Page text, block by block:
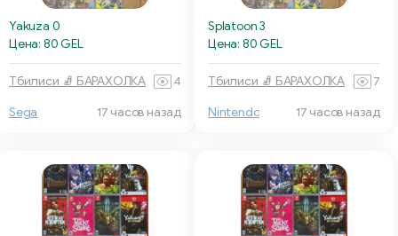
Yakuza 0
Цена: 80 GEL
Тбилиси 🧦 БАРАХОЛКА 4
Sega 17 часов назад
Splatoon 3
Цена: 80 GEL
Тбилиси 🧦 БАРАХОЛКА 7
Nintendo 17 часов назад